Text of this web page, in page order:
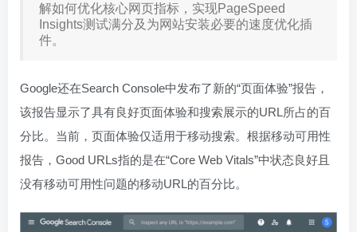
解如何优化核心网页指标，实现PageSpeed
Insights测试满分及为网站安装必要的速度优化插
件。
Google还在Search Console中发布了新的“页面体验”报告，
该报告显示了具有良好页面体验和搜索展示的URL所占的百
分比。当前，页面体验仅适用于移动搜索。根据移动可用性
报告，Good URLs指的是在“Core Web Vitals”中状态良好且
没有移动可用性问题的移动URL的百分比。